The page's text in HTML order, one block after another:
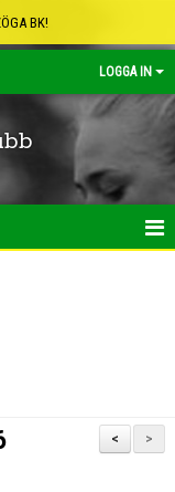
BK!
LOGGA IN
>
<